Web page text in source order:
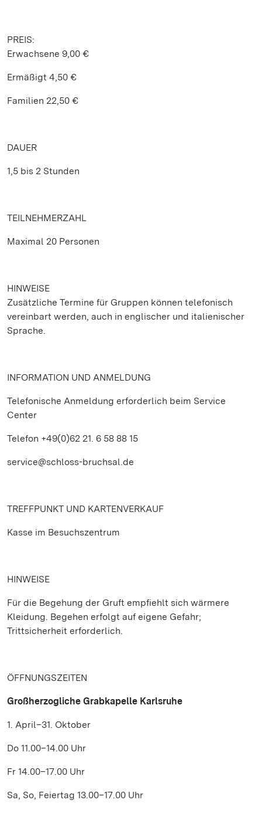
PREIS:
Erwachsene 9,00 €
Ermäßigt 4,50 €
Familien 22,50 €
DAUER
1,5 bis 2 Stunden
TEILNEHMERZAHL
Maximal 20 Personen
HINWEISE
Zusätzliche Termine für Gruppen können telefonisch
vereinbart werden, auch in englischer und italienischer
Sprache.
INFORMATION UND ANMELDUNG
Telefonische Anmeldung erforderlich beim Service
Center
Telefon +49(0)62 21. 6 58 88 15
service@schloss-bruchsal.de
TREFFPUNKT UND KARTENVERKAUF
Kasse im Besuchszentrum
HINWEISE
Für die Begehung der Gruft empfiehlt sich wärmere
Kleidung. Begehen erfolgt auf eigene Gefahr;
Trittsicherheit erforderlich.
ÖFFNUNGSZEITEN
Großherzogliche Grabkapelle Karlsruhe
1. April–31. Oktober
Do 11.00–14.00 Uhr
Fr 14.00–17.00 Uhr
Sa, So, Feiertag 13.00–17.00 Uhr